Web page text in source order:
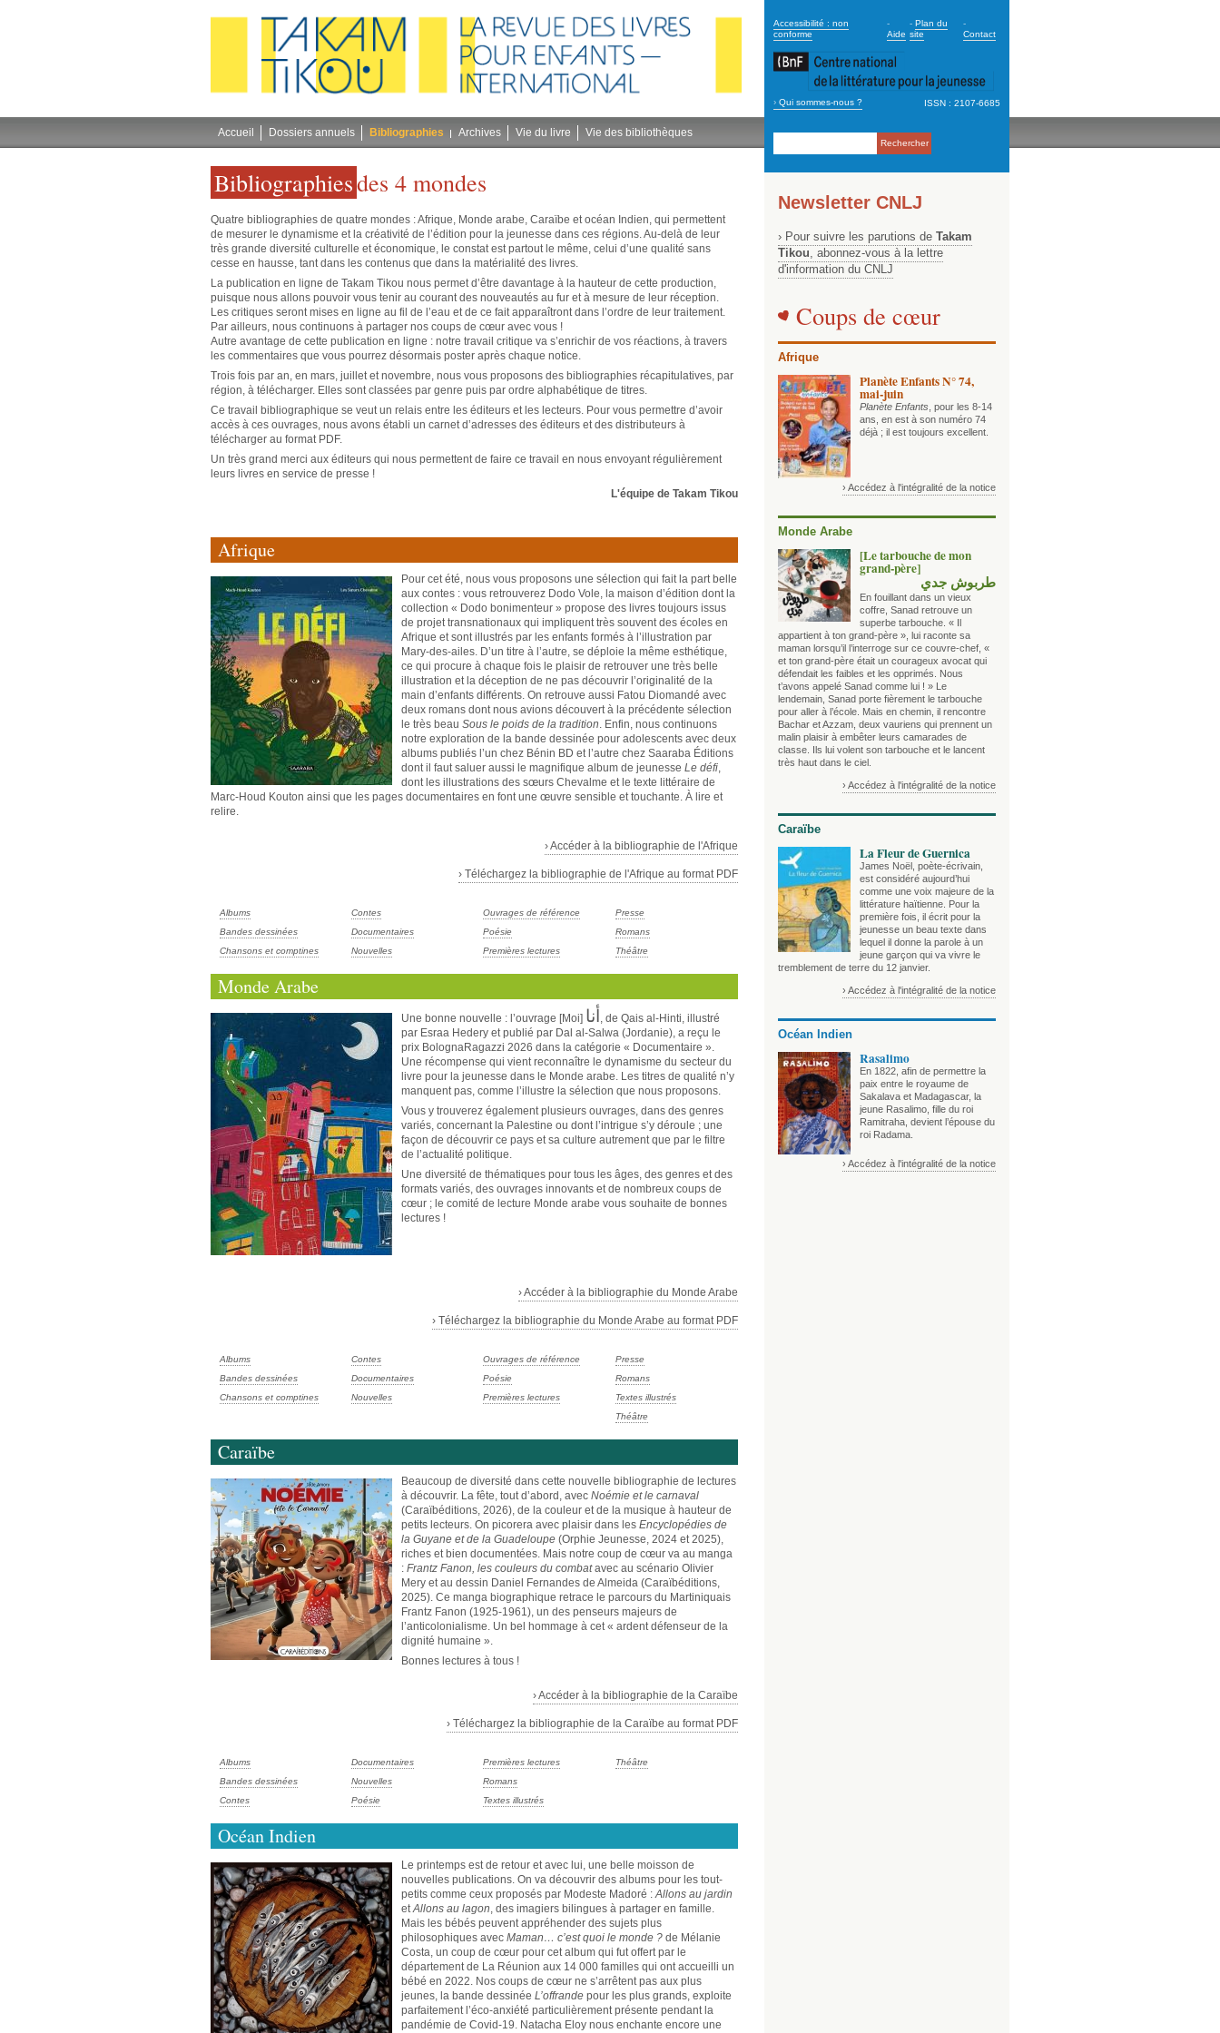
secondary_2
Accessibilité : non
conforme
-
Aide
-Plan du
site
-
Contact
Navigation
› Qui sommes-nous ? ISSN : 2107-6685
Accueil Dossiers annuels Bibliographies Archives Vie du livre Vie des bibliothèques
Bibliographiesdes 4 mondes
Quatre bibliographies de quatre mondes : Afrique, Monde arabe, Caraïbe et océan Indien, qui permettent
de mesurer le dynamisme et la créativité de l’édition pour la jeunesse dans ces régions. Au-delà de leur
très grande diversité culturelle et économique, le constat est partout le même, celui d’une qualité sans
cesse en hausse, tant dans les contenus que dans la matérialité des livres.
La publication en ligne de Takam Tikou nous permet d’être davantage à la hauteur de cette production,
puisque nous allons pouvoir vous tenir au courant des nouveautés au fur et à mesure de leur réception.
Les critiques seront mises en ligne au fil de l’eau et de ce fait apparaîtront dans l’ordre de leur traitement.
Par ailleurs, nous continuons à partager nos coups de cœur avec vous !
Autre avantage de cette publication en ligne : notre travail critique va s’enrichir de vos réactions, à travers
les commentaires que vous pourrez désormais poster après chaque notice.
Trois fois par an, en mars, juillet et novembre, nous vous proposons des bibliographies récapitulatives, par
région, à télécharger. Elles sont classées par genre puis par ordre alphabétique de titres.
Ce travail bibliographique se veut un relais entre les éditeurs et les lecteurs. Pour vous permettre d’avoir
accès à ces ouvrages, nous avons établi un carnet d’adresses des éditeurs et des distributeurs à
télécharger au format PDF.
Un très grand merci aux éditeurs qui nous permettent de faire ce travail en nous envoyant régulièrement
leurs livres en service de presse !
L'équipe de Takam Tikou
Afrique
Pour cet été, nous vous proposons une sélection qui fait la part belle
aux contes : vous retrouverez Dodo Vole, la maison d’édition dont la
collection « Dodo bonimenteur » propose des livres toujours issus
de projet transnationaux qui impliquent très souvent des écoles en
Afrique et sont illustrés par les enfants formés à l’illustration par
Mary-des-ailes. D’un titre à l’autre, se déploie la même esthétique,
ce qui procure à chaque fois le plaisir de retrouver une très belle
illustration et la déception de ne pas découvrir l’originalité de la
main d’enfants différents. On retrouve aussi Fatou Diomandé avec
deux romans dont nous avions découvert à la précédente sélection
le très beau Sous le poids de la tradition. Enfin, nous continuons
notre exploration de la bande dessinée pour adolescents avec deux
albums publiés l’un chez Bénin BD et l’autre chez Saaraba Éditions
dont il faut saluer aussi le magnifique album de jeunesse Le défi,
dont les illustrations des sœurs Chevalme et le texte littéraire de
Marc-Houd Kouton ainsi que les pages documentaires en font une œuvre sensible et touchante. À lire et
relire.
› Accéder à la bibliographie de l'Afrique
› Téléchargez la bibliographie de l'Afrique au format PDF
Albums
Bandes dessinées
Chansons et comptines
Contes
Documentaires
Nouvelles
Ouvrages de référence
Poésie
Premières lectures
Presse
Romans
Théâtre
Monde Arabe
Une bonne nouvelle : l’ouvrage [Moi] أنا, de Qais al-Hinti, illustré
par Esraa Hedery et publié par Dal al-Salwa (Jordanie), a reçu le
prix BolognaRagazzi 2026 dans la catégorie « Documentaire ».
Une récompense qui vient reconnaître le dynamisme du secteur du
livre pour la jeunesse dans le Monde arabe. Les titres de qualité n’y
manquent pas, comme l’illustre la sélection que nous proposons.
Vous y trouverez également plusieurs ouvrages, dans des genres
variés, concernant la Palestine ou dont l’intrigue s’y déroule ; une
façon de découvrir ce pays et sa culture autrement que par le filtre
de l’actualité politique.
Une diversité de thématiques pour tous les âges, des genres et des
formats variés, des ouvrages innovants et de nombreux coups de
cœur ; le comité de lecture Monde arabe vous souhaite de bonnes
lectures !
› Accéder à la bibliographie du Monde Arabe
› Téléchargez la bibliographie du Monde Arabe au format PDF
Albums
Bandes dessinées
Chansons et comptines
Contes
Documentaires
Nouvelles
Ouvrages de référence
Poésie
Premières lectures
Presse
Romans
Textes illustrés
Théâtre
Caraïbe
Beaucoup de diversité dans cette nouvelle bibliographie de lectures
à découvrir. La fête, tout d’abord, avec Noémie et le carnaval
(Caraïbéditions, 2026), de la couleur et de la musique à hauteur de
petits lecteurs. On picorera avec plaisir dans les Encyclopédies de
la Guyane et de la Guadeloupe (Orphie Jeunesse, 2024 et 2025),
riches et bien documentées. Mais notre coup de cœur va au manga
: Frantz Fanon, les couleurs du combatavec au scénario Olivier
Mery et au dessin Daniel Fernandes de Almeida (Caraïbéditions,
2025). Ce manga biographique retrace le parcours du Martiniquais
Frantz Fanon (1925-1961), un des penseurs majeurs de
l’anticolonialisme. Un bel hommage à cet « ardent défenseur de la
dignité humaine ».
Bonnes lectures à tous !
› Accéder à la bibliographie de la Caraïbe
› Téléchargez la bibliographie de la Caraïbe au format PDF
Albums
Bandes dessinées
Contes
Documentaires
Nouvelles
Poésie
Premières lectures
Romans
Textes illustrés
Théâtre
Océan Indien
Le printemps est de retour et avec lui, une belle moisson de
nouvelles publications. On va découvrir des albums pour les tout-
petits comme ceux proposés par Modeste Madoré :Allons au jardin
etAllons au lagon, des imagiers bilingues à partager en famille.
Mais les bébés peuvent appréhender des sujets plus
philosophiques avec Maman… c’est quoi le monde ? de Mélanie
Costa, un coup de cœur pour cet album qui fut offert par le
département de La Réunion aux 14 000 familles qui ont accueilli un
bébé en 2022. Nos coups de cœur ne s’arrêtent pas aux plus
jeunes, la bande dessinée L’offrande pour les plus grands, exploite
parfaitement l’éco-anxiété particulièrement présente pendant la
pandémie de Covid-19. Natacha Eloy nous enchante encore une
Newsletter CNLJ
› Pour suivre les parutions de Takam
Tikou, abonnez-vous à la lettre
d'information du CNLJ
Coups de cœur
Afrique
Planète Enfants N° 74,
mai-juin
Planète Enfants , pour les 8-14
ans, en est à son numéro 74
déjà ; il est toujours excellent.
› Accédez à l'intégralité de la notice
Monde Arabe
[Le tarbouche de mon
grand-père]
طربوش جدي
En fouillant dans un vieux
coffre, Sanad retrouve un
superbe tarbouche. « Il
appartient à ton grand-père », lui raconte sa
maman lorsqu’il l’interroge sur ce couvre-chef, «
et ton grand-père était un courageux avocat qui
défendait les faibles et les opprimés. Nous
t’avons appelé Sanad comme lui ! » Le
lendemain, Sanad porte fièrement le tarbouche
pour aller à l’école. Mais en chemin, il rencontre
Bachar et Azzam, deux vauriens qui prennent un
malin plaisir à embêter leurs camarades de
classe. Ils lui volent son tarbouche et le lancent
très haut dans le ciel.
› Accédez à l'intégralité de la notice
Caraïbe
La Fleur de Guernica
James Noël, poète-écrivain,
est considéré aujourd’hui
comme une voix majeure de la
littérature haïtienne. Pour la
première fois, il écrit pour la
jeunesse un beau texte dans
lequel il donne la parole à un
jeune garçon qui va vivre le
tremblement de terre du 12 janvier.
› Accédez à l'intégralité de la notice
Océan Indien
Rasalimo
En 1822, afin de permettre la
paix entre le royaume de
Sakalava et Madagascar, la
jeune Rasalimo, fille du roi
Ramitraha, devient l’épouse du
roi Radama.
› Accédez à l'intégralité de la notice